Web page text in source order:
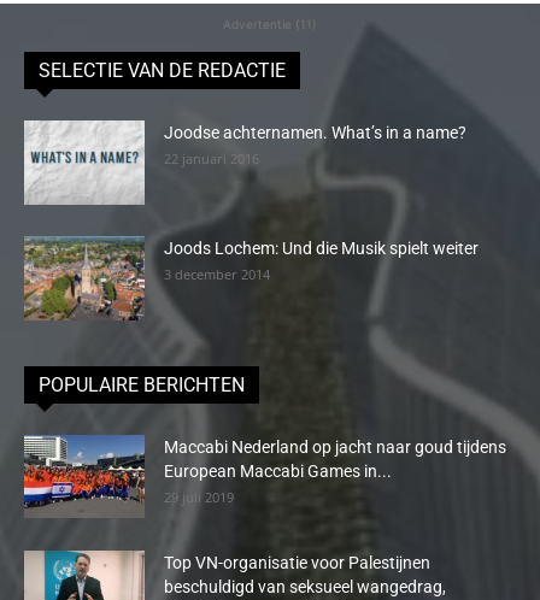
Advertentie (11)
SELECTIE VAN DE REDACTIE
Joodse achternamen. What’s in a name?
22 januari 2016
Joods Lochem: Und die Musik spielt weiter
3 december 2014
POPULAIRE BERICHTEN
Maccabi Nederland op jacht naar goud tijdens
European Maccabi Games in...
29 juli 2019
Top VN-organisatie voor Palestijnen
beschuldigd van seksueel wangedrag,